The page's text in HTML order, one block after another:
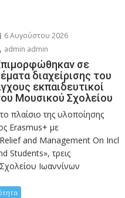
6 Αυγούστου 2026
admin admin
σε
διαχείρισης του
εκπαιδευτικοί
Μουσικού Σχολείου
πλαίσιο της υλοποίησης
Erasmus+ με
Relief and Management On Incl
Students», τρεις
Ιωαννίνων